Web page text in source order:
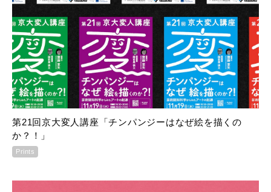
第21回京大変人講座「チンパンジーはなぜ絵を描くの
か？！」
Prints